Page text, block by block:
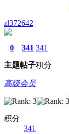
zl372642
0
主题
341
帖子
341
积分
高级会员
积分
341